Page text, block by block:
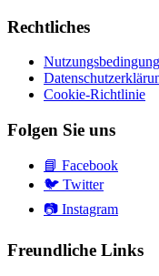
Rechtliches
Cookie-Richtlinie
Folgen Sie uns
📘 Facebook
🐦 Twitter
📷 Instagram
Freundliche Links